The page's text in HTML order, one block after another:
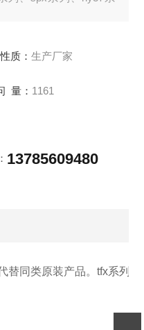
质： 生产厂家
量： 1161
13785609480
同类原装产品。 tfx系列